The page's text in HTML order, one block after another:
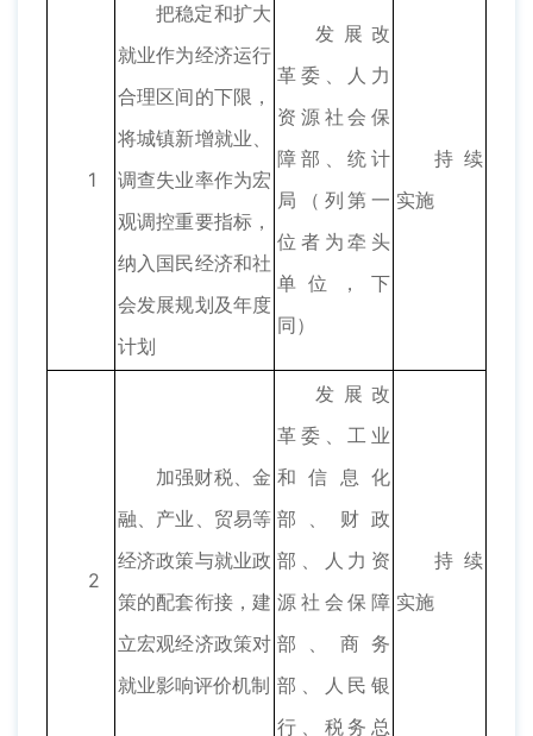
1
把稳定和扩大
就业作为经济运行
合理区间的下限，
将城镇新增就业、
调查失业率作为宏
观调控重要指标，
纳入国民经济和社
会发展规划及年度
计划
发展改
革委、人力
资源社会保
障部、统计
局（列第一
位者为牵头
单位，下
同）
持续
实施
2
加强财税、金
融、产业、贸易等
经济政策与就业政
策的配套衔接，建
立宏观经济政策对
就业影响评价机制
发展改
革委、工业
和信息化
部、财政
部、人力资
源社会保障
部、商务
部、人民银
行、税务总
持续
实施